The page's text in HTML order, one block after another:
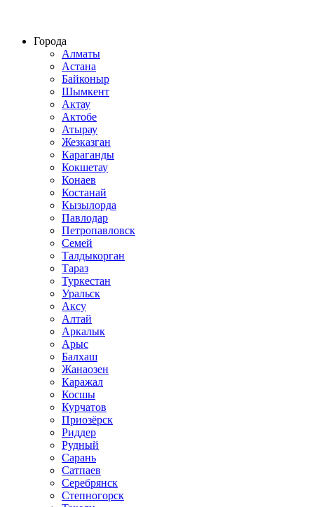
Города
Алматы
Астана
Байконыр
Шымкент
Актау
Актобе
Атырау
Жезказган
Караганды
Кокшетау
Конаев
Костанай
Кызылорда
Павлодар
Петропавловск
Семей
Талдыкорган
Тараз
Туркестан
Уральск
Аксу
Алтай
Аркалык
Арыс
Балхаш
Жанаозен
Каражал
Косшы
Курчатов
Приозёрск
Риддер
Рудный
Сарань
Сатпаев
Серебрянск
Степногорск